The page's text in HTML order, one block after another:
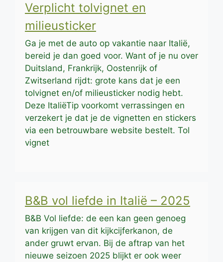
Verplicht tolvignet en
milieusticker
Ga je met de auto op vakantie naar Italië,
bereid je dan goed voor. Want of je nu over
Duitsland, Frankrijk, Oostenrijk of
Zwitserland rijdt: grote kans dat je een
tolvignet en/of milieusticker nodig hebt.
Deze ItaliëTip voorkomt verrassingen en
verzekert je dat je de vignetten en stickers
via een betrouwbare website bestelt. Tol
vignet
B&B vol liefde in Italië – 2025
B&B Vol liefde: de een kan geen genoeg
van krijgen van dit kijkcijferkanon, de
ander gruwt ervan. Bij de aftrap van het
nieuwe seizoen 2025 blijkt er ook weer